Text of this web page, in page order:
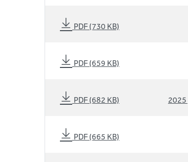
PDF (730 KB)
PDF (659 KB)
PDF (682 KB)
PDF (665 KB)